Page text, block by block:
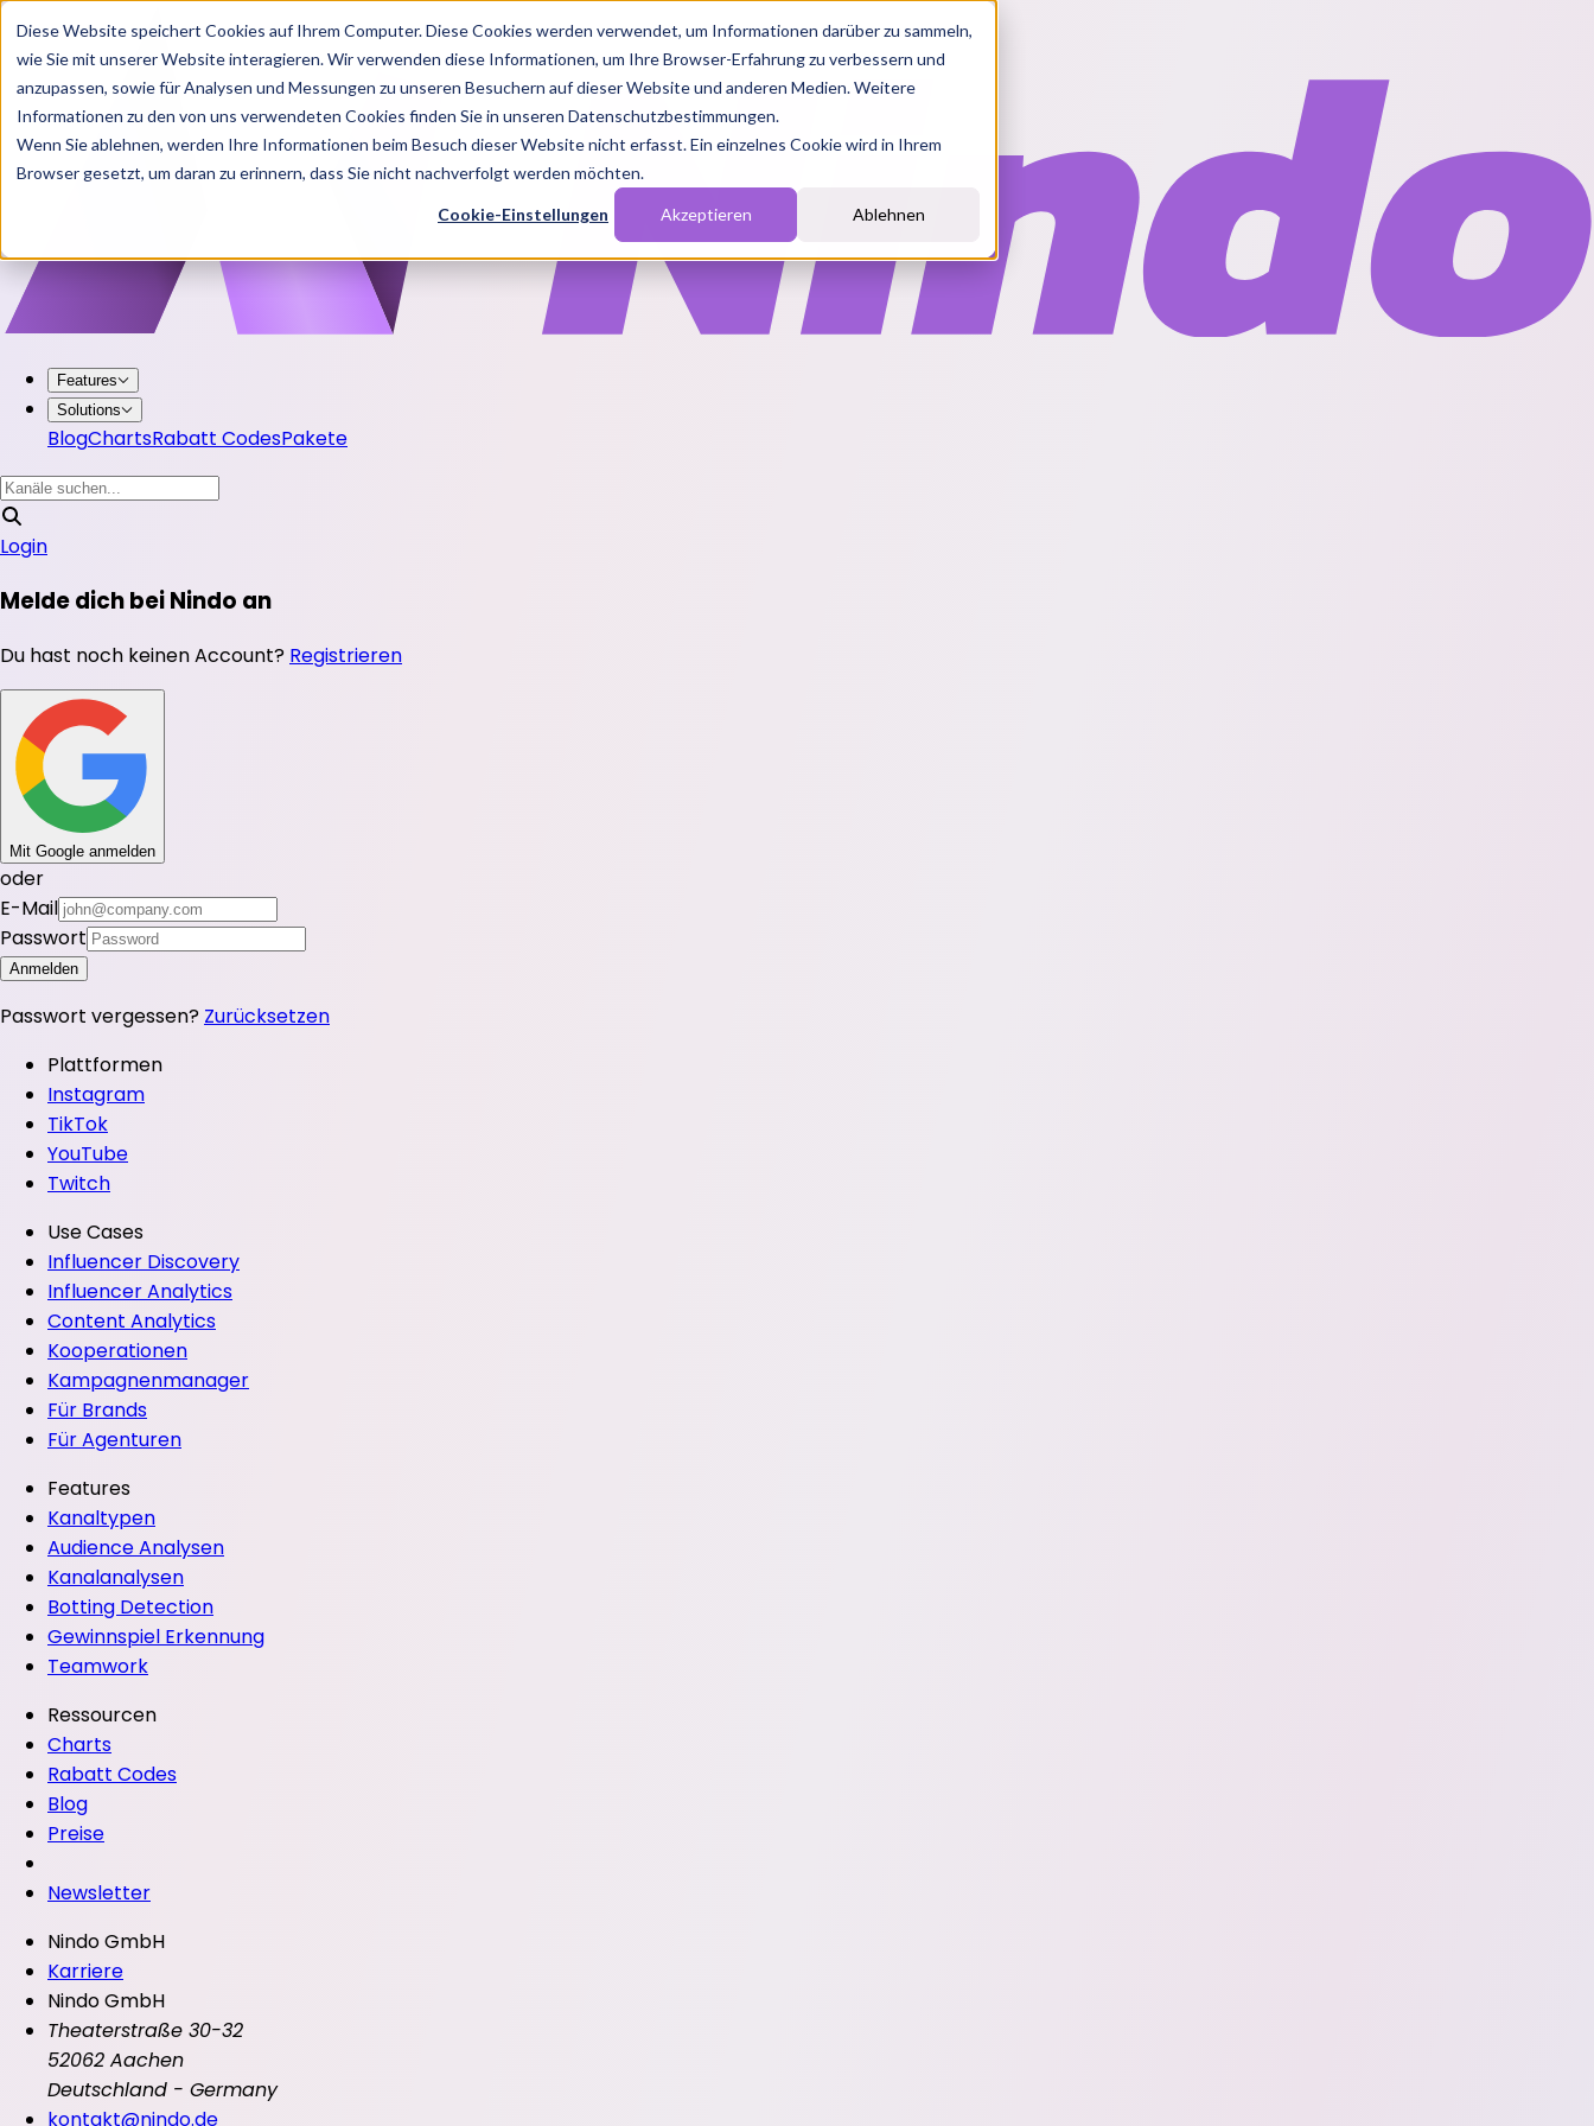
Diese Website speichert Cookies auf Ihrem Computer. Diese Cookies werden verwendet, um Informationen darüber zu sammeln,
wie Sie mit unserer Website interagieren. Wir verwenden diese Informationen, um Ihre Browser-Erfahrung zu verbessern und
anzupassen, sowie für Analysen und Messungen zu unseren Besuchern auf dieser Website und anderen Medien. Weitere
Informationen zu den von uns verwendeten Cookies finden Sie in unseren Datenschutzbestimmungen.
Wenn Sie ablehnen, werden Ihre Informationen beim Besuch dieser Website nicht erfasst. Ein einzelnes Cookie wird in Ihrem
Browser gesetzt, um daran zu erinnern, dass Sie nicht nachverfolgt werden möchten.
Cookie-Einstellungen Akzeptieren Ablehnen
Features
Solutions
BlogChartsRabatt CodesPakete
Login
Melde dich bei Nindo an
Du hast noch keinen Account? Registrieren
Mit Google anmelden
oder
E-Mail
Passwort
Anmelden
Passwort vergessen? Zurücksetzen
Plattformen
Instagram
TikTok
YouTube
Twitch
Use Cases
Influencer Discovery
Influencer Analytics
Content Analytics
Kooperationen
Kampagnenmanager
Für Brands
Für Agenturen
Features
Kanaltypen
Audience Analysen
Kanalanalysen
Botting Detection
Gewinnspiel Erkennung
Teamwork
Ressourcen
Charts
Rabatt Codes
Blog
Preise
Newsletter
Nindo GmbH
Karriere
Nindo GmbH
Theaterstraße 30-32
52062 Aachen
Deutschland - Germany
kontakt@nindo.de